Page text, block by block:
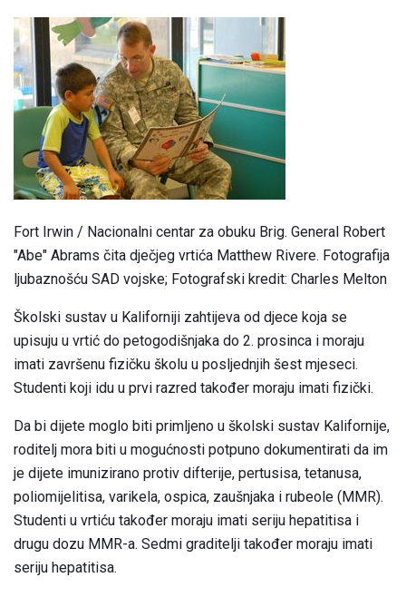
Fort Irwin / Nacionalni centar za obuku Brig. General Robert
"Abe" Abrams čita dječjeg vrtića Matthew Rivere. Fotografija
ljubaznošću SAD vojske; Fotografski kredit: Charles Melton
Školski sustav u Kaliforniji zahtijeva od djece koja se
upisuju u vrtić do petogodišnjaka do 2. prosinca i moraju
imati završenu fizičku školu u posljednjih šest mjeseci.
Studenti koji idu u prvi razred također moraju imati fizički.
Da bi dijete moglo biti primljeno u školski sustav Kalifornije,
roditelj mora biti u mogućnosti potpuno dokumentirati da im
je dijete imunizirano protiv difterije, pertusisa, tetanusa,
poliomijelitisa, varikela, ospica, zaušnjaka i rubeole (MMR).
Studenti u vrtiću također moraju imati seriju hepatitisa i
drugu dozu MMR-a. Sedmi graditelji također moraju imati
seriju hepatitisa.